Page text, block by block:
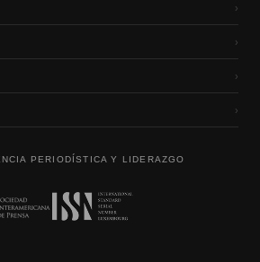
›
›
›
›
PERIODÍSTICA Y LIDERAZGO